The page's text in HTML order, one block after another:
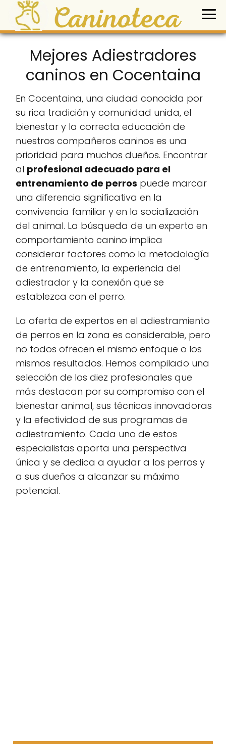
Mejores Adiestradores
caninos en Cocentaina
En Cocentaina, una ciudad conocida por
su rica tradición y comunidad unida, el
bienestar y la correcta educación de
nuestros compañeros caninos es una
prioridad para muchos dueños. Encontrar
al profesional adecuado para el
entrenamiento de perros puede marcar
una diferencia significativa en la
convivencia familiar y en la socialización
del animal. La búsqueda de un experto en
comportamiento canino implica
considerar factores como la metodología
de entrenamiento, la experiencia del
adiestrador y la conexión que se
establezca con el perro.
La oferta de expertos en el adiestramiento
de perros en la zona es considerable, pero
no todos ofrecen el mismo enfoque o los
mismos resultados. Hemos compilado una
selección de los diez profesionales que
más destacan por su compromiso con el
bienestar animal, sus técnicas innovadoras
y la efectividad de sus programas de
adiestramiento. Cada uno de estos
especialistas aporta una perspectiva
única y se dedica a ayudar a los perros y
a sus dueños a alcanzar su máximo
potencial.